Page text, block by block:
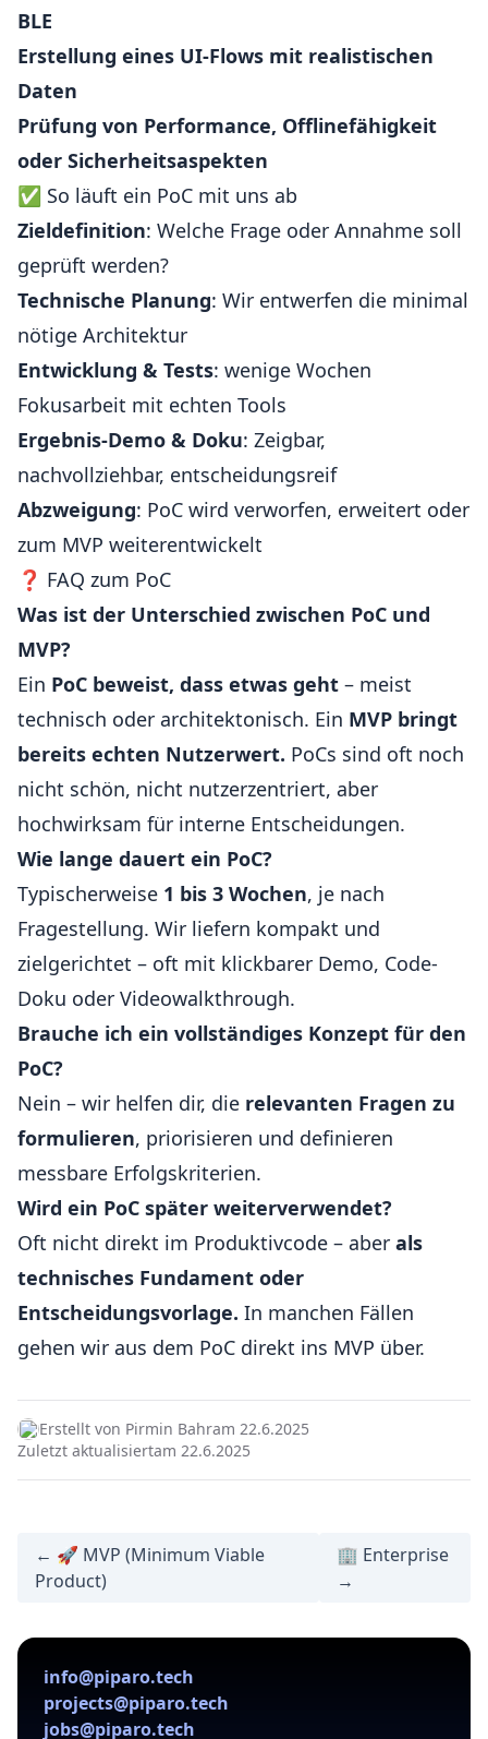
BLE
Erstellung eines UI-Flows mit realistischen
Daten
Prüfung von Performance, Offlinefähigkeit
oder Sicherheitsaspekten
✅ So läuft ein PoC mit uns ab
Zieldefinition: Welche Frage oder Annahme soll
geprüft werden?
Technische Planung: Wir entwerfen die minimal
nötige Architektur
Entwicklung & Tests: wenige Wochen
Fokusarbeit mit echten Tools
Ergebnis-Demo & Doku: Zeigbar,
nachvollziehbar, entscheidungsreif
Abzweigung: PoC wird verworfen, erweitert oder
zum MVP weiterentwickelt
❓ FAQ zum PoC
Was ist der Unterschied zwischen PoC und
MVP?
Ein PoC beweist, dass etwas geht – meist
technisch oder architektonisch. Ein MVP bringt
bereits echten Nutzerwert. PoCs sind oft noch
nicht schön, nicht nutzerzentriert, aber
hochwirksam für interne Entscheidungen.
Wie lange dauert ein PoC?
Typischerweise 1 bis 3 Wochen, je nach
Fragestellung. Wir liefern kompakt und
zielgerichtet – oft mit klickbarer Demo, Code-
Doku oder Videowalkthrough.
Brauche ich ein vollständiges Konzept für den
PoC?
Nein – wir helfen dir, die relevanten Fragen zu
formulieren, priorisieren und definieren
messbare Erfolgskriterien.
Wird ein PoC später weiterverwendet?
Oft nicht direkt im Produktivcode – aber als
technisches Fundament oder
Entscheidungsvorlage. In manchen Fällen
gehen wir aus dem PoC direkt ins MVP über.
Erstellt von Pirmin Bahram 22.6.2025
Zuletzt aktualisiertam 22.6.2025
← 🚀 MVP (Minimum Viable
Product)
🏢 Enterprise
→
info@piparo.tech
projects@piparo.tech
jobs@piparo.tech